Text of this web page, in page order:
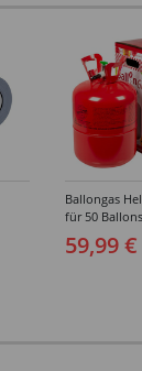
Ballongas
für 50 Ballons
59,99 €